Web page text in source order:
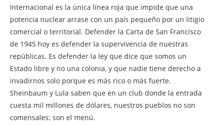
Internacional es la única línea roja que impide que una
potencia nuclear arrase con un país pequeño por un litigio
comercial o territorial. Defender la Carta de San Francisco
de 1945 hoy es defender la supervivencia de nuestras
repúblicas. Es defender la ley que dice que somos un
Estado libre y no una colonia, y que nadie tiene derecho a
invadirnos solo porque es más rico o más fuerte.
Sheinbaum y Lula saben que en un club donde la entrada
cuesta mil millones de dólares, nuestros pueblos no son
comensales; son el menú.